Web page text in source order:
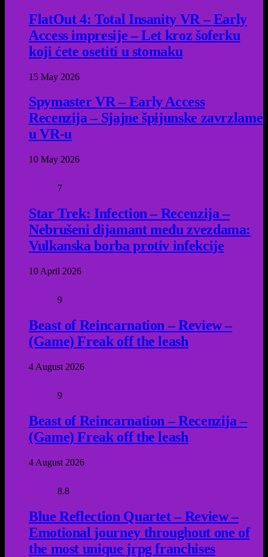
FlatOut 4: Total Insanity VR – Early
Access impresije – Let kroz šoferku
koji ćete osetiti u stomaku
15 May 2026
Spymaster VR – Early Access
Recenzija – Sjajne špijunske zavrzlame
u VR-u
10 May 2026
7
Star Trek: Infection – Recenzija –
Nebrušeni dijamant među zvezdama:
Vulkanska borba protiv infekcije
10 April 2026
9
Beast of Reincarnation – Review –
(Game) Freak off the leash
4 August 2026
9
Beast of Reincarnation – Recenzija –
(Game) Freak off the leash
4 August 2026
8.8
Blue Reflection Quartet – Review –
Emotional journey throughout one of
the most unique jrpg franchises